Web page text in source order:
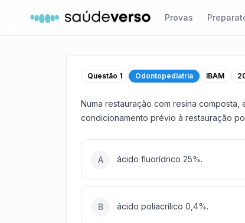
Provas
Questão 1 Odontopediatria IBAM
Numa restauração com resina
condicionamento prévio à restauração
A ácido fluorídrico 25%.
B ácido poliacrílico 0,4%.